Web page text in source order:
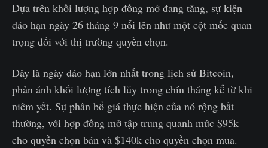
Dựa trên khối lượng hợp đồng mở đang tăng, sự kiện
đáo hạn ngày 26 tháng 9 nổi lên như một cột mốc quan
trọng đối với thị trường quyền chọn.
Đây là ngày đáo hạn lớn nhất trong lịch sử Bitcoin,
phản ánh khối lượng tích lũy trong chín tháng kể từ khi
niêm yết. Sự phân bổ giá thực hiện của nó rộng bất
thường, với hợp đồng mở tập trung quanh mức $95k
cho quyền chọn bán và $140k cho quyền chọn mua.